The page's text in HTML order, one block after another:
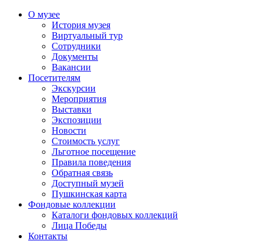
О музее
История музея
Виртуальный тур
Сотрудники
Документы
Вакансии
Посетителям
Экскурсии
Мероприятия
Выставки
Экспозиции
Новости
Стоимость услуг
Льготное посещение
Правила поведения
Обратная связь
Доступный музей
Пушкинская карта
Фондовые коллекции
Каталоги фондовых коллекций
Лица Победы
Контакты